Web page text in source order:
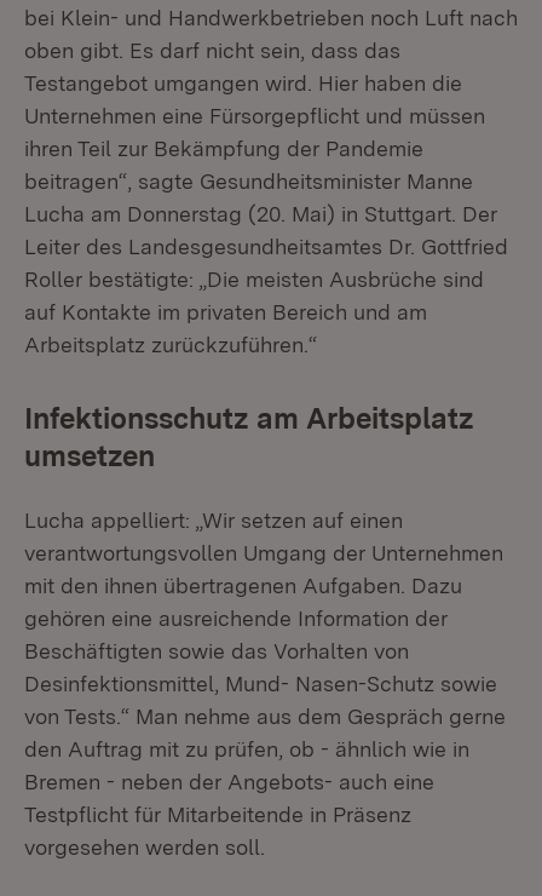
bei Klein- und Handwerkbetrieben noch Luft nach
oben gibt. Es darf nicht sein, dass das
Testangebot umgangen wird. Hier haben die
Unternehmen eine Fürsorgepflicht und müssen
ihren Teil zur Bekämpfung der Pandemie
beitragen“, sagte Gesundheitsminister Manne
Lucha am Donnerstag (20. Mai) in Stuttgart. Der
Leiter des Landesgesundheitsamtes Dr. Gottfried
Roller bestätigte: „Die meisten Ausbrüche sind
auf Kontakte im privaten Bereich und am
Arbeitsplatz zurückzuführen.“
Infektionsschutz am Arbeitsplatz
umsetzen
Lucha appelliert: „Wir setzen auf einen
verantwortungsvollen Umgang der Unternehmen
mit den ihnen übertragenen Aufgaben. Dazu
gehören eine ausreichende Information der
Beschäftigten sowie das Vorhalten von
Desinfektionsmittel, Mund- Nasen-Schutz sowie
von Tests.“ Man nehme aus dem Gespräch gerne
den Auftrag mit zu prüfen, ob - ähnlich wie in
Bremen - neben der Angebots- auch eine
Testpflicht für Mitarbeitende in Präsenz
vorgesehen werden soll.